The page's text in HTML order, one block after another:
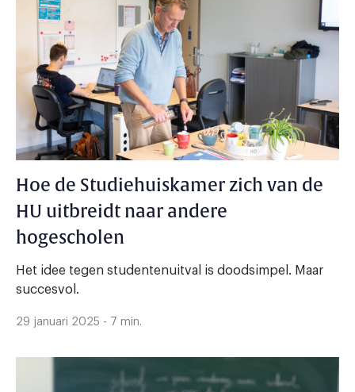
Hoe de Studiehuiskamer zich van de
HU uitbreidt naar andere
hogescholen
Het idee tegen studentenuitval is doodsimpel. Maar
succesvol.
29 januari 2025 - 7 min.